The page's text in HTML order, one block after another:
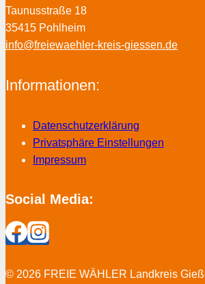
Taunusstraße 18
35415 Pohlheim
info@freiewaehler-kreis-giessen.de
Informationen:
Datenschutzerklärung
Privatsphäre Einstellungen
Impressum
Social Media:
© 2026 FREIE WÄHLER Landkreis